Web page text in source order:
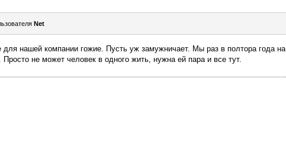
Nеt
для нашей компании гожие. Пусть уж замужничает. Мы раз в полтора года на
не может человек в одного жить, нужна ей пара и все тут.